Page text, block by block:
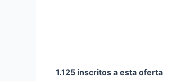
1.125 inscritos a esta oferta